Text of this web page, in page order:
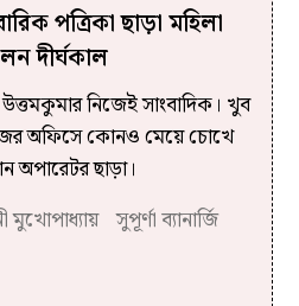
পত্রিকা ছাড়া মহিলা
দীর্ঘকাল
নিজেই সাংবাদিক। খুব
অফিসে কোনও মেয়ে চোখে
ছাড়া।
মুখোপাধ্যায় সুপূর্ণা ব্যানার্জি